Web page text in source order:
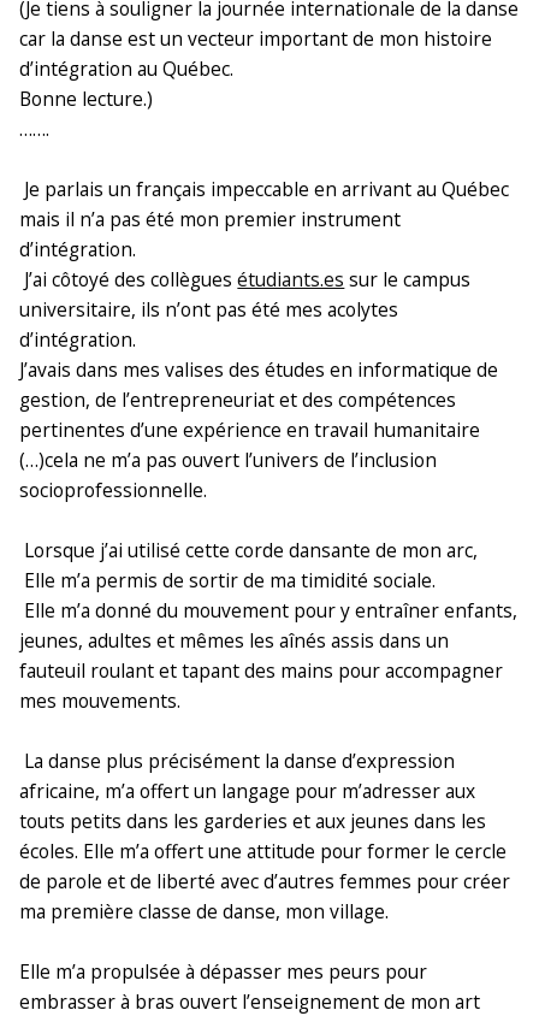
(Je tiens à souligner la journée internationale de la danse
car la danse est un vecteur important de mon histoire
d’intégration au Québec.
Bonne lecture.)
…….
Je parlais un français impeccable en arrivant au Québec
mais il n’a pas été mon premier instrument
d’intégration.
J’ai côtoyé des collèguesétudiants.es sur le campus
universitaire, ils n’ont pas été mes acolytes
d’intégration.
J’avais dans mes valises des études en informatique de
gestion, de l’entrepreneuriat et des compétences
pertinentes d’une expérience en travail humanitaire
(…)cela ne m’a pas ouvert l’univers de l’inclusion
socioprofessionnelle.
Lorsque j’ai utilisé cette corde dansante de mon arc,
Elle m’a permis de sortir de ma timidité sociale.
Elle m’a donné du mouvement pour y entraîner enfants,
jeunes, adultes et mêmes les aînés assis dans un
fauteuil roulant et tapant des mains pour accompagner
mes mouvements.
La danse plus précisément la danse d’expression
africaine, m’a offert un langage pour m’adresser aux
touts petits dans les garderies et aux jeunes dans les
écoles. Elle m’a offert une attitude pour former le cercle
de parole et de liberté avec d’autres femmes pour créer
ma première classe de danse, mon village.
Elle m’a propulsée à dépasser mes peurs pour
embrasser à bras ouvert l’enseignement de mon art